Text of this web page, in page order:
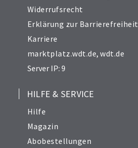
Widerrufsrecht
Erklärung zur Barrierefreiheit
Karriere
marktplatz.wdt.de,wdt.de
Server IP: 9
HILFE & SERVICE
Hilfe
Magazin
Abobestellungen